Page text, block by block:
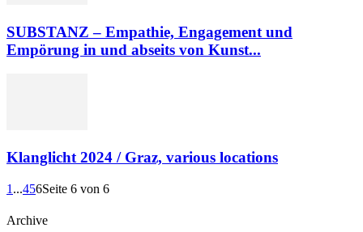
SUBSTANZ – Empathie, Engagement und
Empörung in und abseits von Kunst...
Klanglicht 2024 / Graz, various locations
1 ...456Seite 6 von 6
Archive